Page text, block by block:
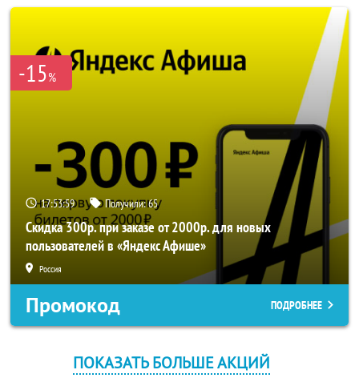
-15%
17:53:58 Получили:65
Скидка 300р. при заказе от 2000р. для новых
пользователей в «Яндекс Афише»
Россия
Промокод ПОДРОБНЕЕ
ПОКАЗАТЬ БОЛЬШЕ АКЦИЙ